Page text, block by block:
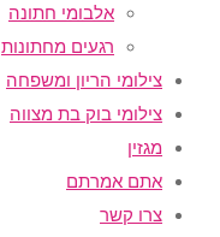
אלבומי חתונה
רגעים מחתונות
צילומי הריון ומשפחה
צילומי בוק בת מצווה
מגזין
אתם אמרתם
צרו קשר